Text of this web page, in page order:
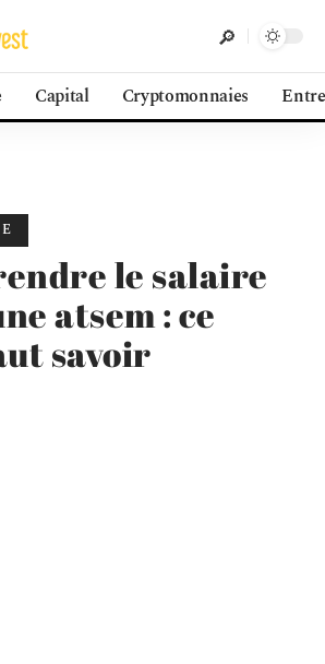
Capital Cryptomonnaies
le salaire
atsem : ce
savoir